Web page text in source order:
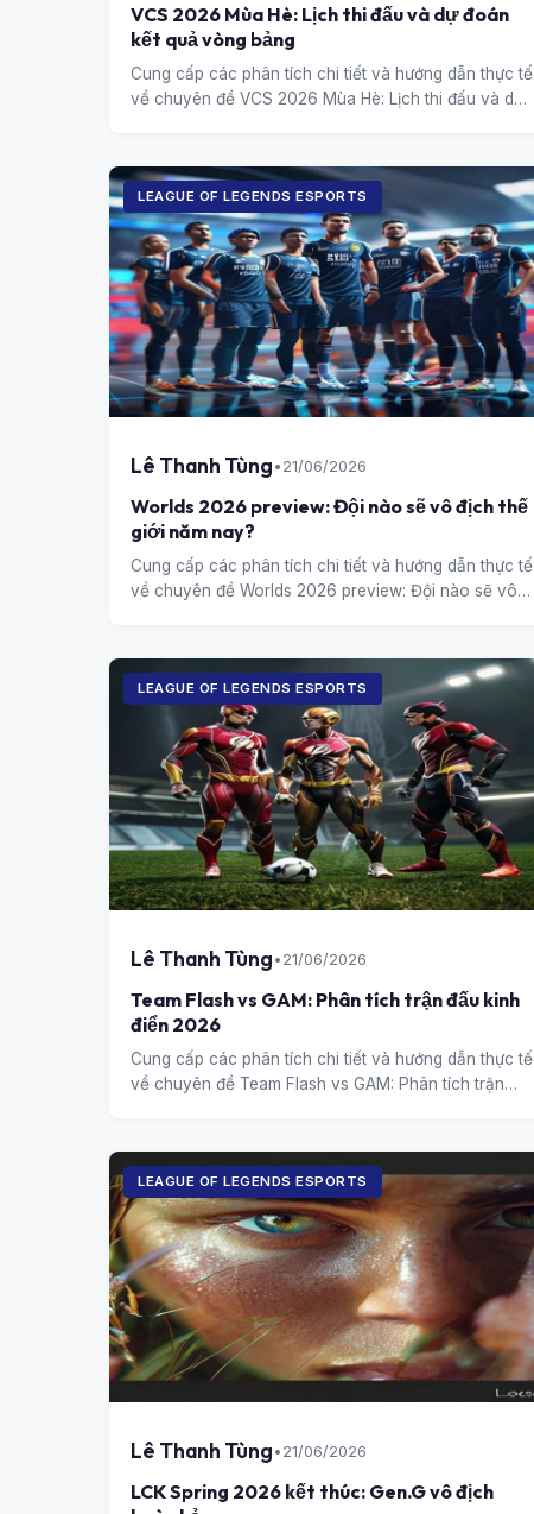
VCS 2026 Mùa Hè: Lịch thi đấu và dự đoán
kết quả vòng bảng
Cung cấp các phân tích chi tiết và hướng dẫn thực tế
về chuyên đề VCS 2026 Mùa Hè: Lịch thi đấu và dự
LEAGUE OF LEGENDS ESPORTS
Lê Thanh Tùng • 21/06/2026
Worlds 2026 preview: Đội nào sẽ vô địch thế
giới năm nay?
Cung cấp các phân tích chi tiết và hướng dẫn thực tế
về chuyên đề Worlds 2026 preview: Đội nào sẽ vô
LEAGUE OF LEGENDS ESPORTS
Lê Thanh Tùng • 21/06/2026
Team Flash vs GAM: Phân tích trận đấu kinh
điển 2026
Cung cấp các phân tích chi tiết và hướng dẫn thực tế
về chuyên đề Team Flash vs GAM: Phân tích trận
LEAGUE OF LEGENDS ESPORTS
Lê Thanh Tùng • 21/06/2026
LCK Spring 2026 kết thúc: Gen.G vô địch